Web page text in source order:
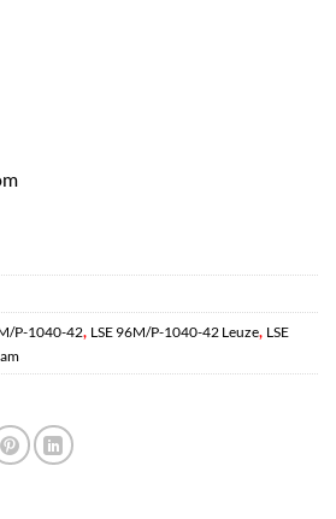
P-1040-42, LSE 96M/P-1040-42 Leuze, LSE